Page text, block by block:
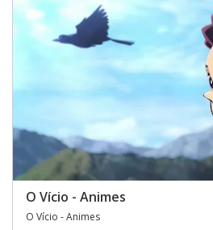
O Vício - Animes
O Vício - Animes